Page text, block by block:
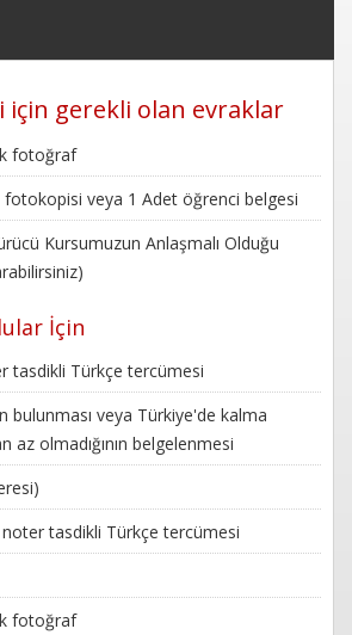
için gerekli olan evraklar
fotoğraf
veya 1 Adet öğrenci belgesi
Kursumuzun Anlaşmalı Olduğu
İçin
tasdikli Türkçe tercümesi
bulunması veya Türkiye'de kalma
az olmadığının belgelenmesi
tasdikli Türkçe tercümesi
fotoğraf